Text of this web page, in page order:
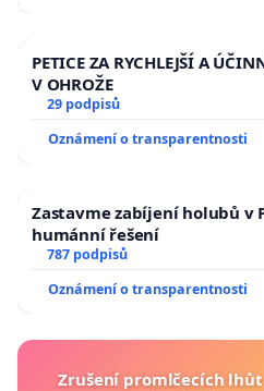
PETICE ZA RYCHLEJŠÍ A
V OHROŽE
29 podpisů
Oznámení o transparentnosti
Zastavme zabíjení holubů v
humánní řešení
787 podpisů
Oznámení o transparentnosti
Zrušení promlčecích